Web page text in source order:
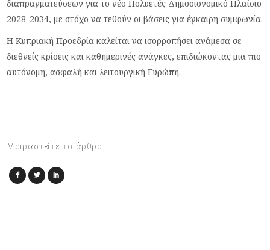
διαπραγματεύσεων για το νέο Πολυετές Δημοσιονομικό Πλαίσιο
2028-2034, με στόχο να τεθούν οι βάσεις για έγκαιρη συμφωνία.
Η Κυπριακή Προεδρία καλείται να ισορροπήσει ανάμεσα σε
διεθνείς κρίσεις και καθημερινές ανάγκες, επιδιώκοντας μια πιο
αυτόνομη, ασφαλή και λειτουργική Ευρώπη.
Μοιραστείτε το άρθρο